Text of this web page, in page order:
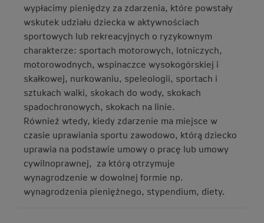
wypłacimy pieniędzy za zdarzenia, które powstały
wskutek udziału dziecka w aktywnościach
sportowych lub rekreacyjnych o ryzykownym
charakterze: sportach motorowych, lotniczych,
motorowodnych, wspinaczce wysokogórskiej i
skałkowej, nurkowaniu, speleologii, sportach i
sztukach walki, skokach do wody, skokach
spadochronowych, skokach na linie.
Również wtedy, kiedy zdarzenie ma miejsce w
czasie uprawiania sportu zawodowo, którą dziecko
uprawia na podstawie umowy o pracę lub umowy
cywilnoprawnej, za którą otrzymuje
wynagrodzenie w dowolnej formie np.
wynagrodzenia pieniężnego, stypendium, diety.